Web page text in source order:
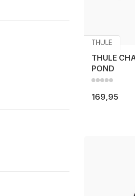
THULE
THULE
POND
169,95